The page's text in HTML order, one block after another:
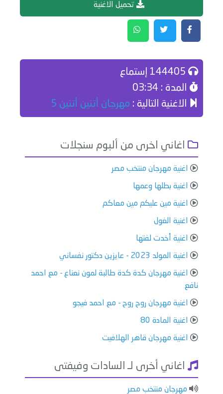
تحميل الاغنية
المدة : 03:34
الاغنية التالية : مهرجان أتنين أتنين 5
اغاني اخرى من ألبوم سنجلات
اغنية مهرجان منتخب مصر
اغنية بطلها وعمها
اغنية مين عليكم مين معاكم
اغنية الغول
اغنية أخدت لفتها
اغنية المولد 2023 - عايزين دكتور نفساني
اغنية مهرجان كدة كدة طالبة لمون نعناع - مع احمد
نافع
اغنية مهرجان روح روح - مع احمد فيجو
اغنية المادة 80
اغنية مهرجان قاهر الهلافيت
اغاني أخرى لـ السادات وفيفتى
مهرجان منتخب مصر